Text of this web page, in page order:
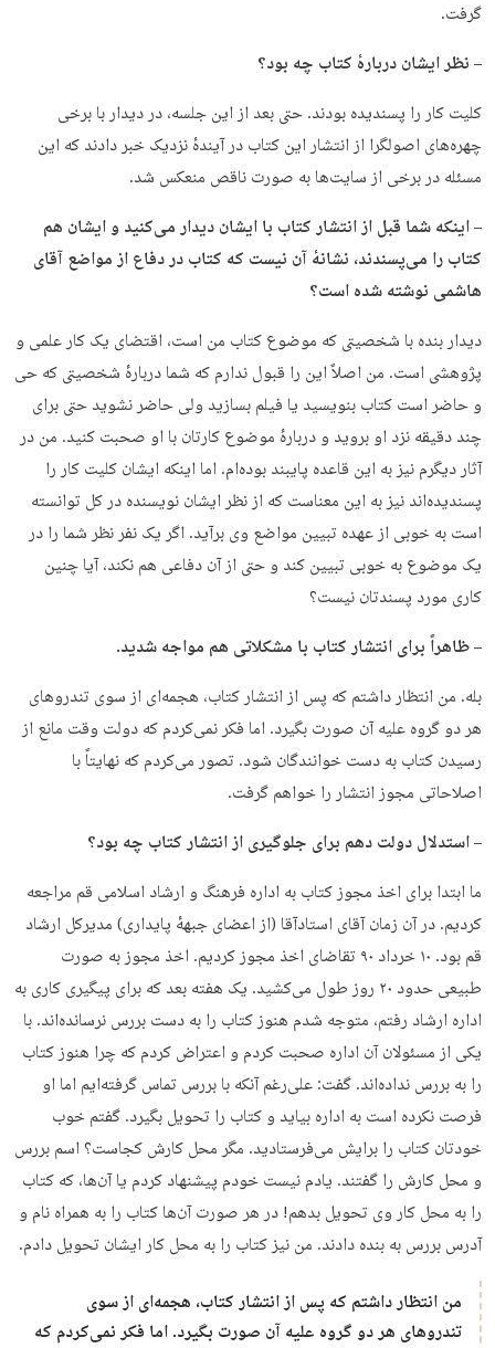
گرفت.
– نظر ایشان دربارهٔ کتاب چه بود؟
کلیت کار را پسندیده بودند. حتی بعد از این جلسه، در دیدار با برخی
چهره‌های اصولگرا از انتشار این کتاب در آیندهٔ نزدیک خبر دادند که این
مسئله در برخی از سایت‌ها به صورت ناقص منعکس شد.
– اینکه شما قبل از انتشار کتاب با ایشان دیدار می‌کنید و ایشان هم
کتاب را می‌پسندند، نشانهٔ آن نیست که کتاب در دفاع از مواضع آقای
هاشمی نوشته شده است؟
دیدار بنده با شخصیتی که موضوع کتاب من است، اقتضای یک کار علمی و
پژوهشی است. من اصلاً این را قبول ندارم که شما دربارهٔ شخصیتی که حی
و حاضر است کتاب بنویسید یا فیلم بسازید ولی حاضر نشوید حتی برای
چند دقیقه نزد او بروید و دربارهٔ موضوع کارتان با او صحبت کنید. من در
آثار دیگرم نیز به این قاعده پایبند بوده‌ام. اما اینکه ایشان کلیت کار را
پسندیده‌اند نیز به این معناست که از نظر ایشان نویسنده در کل توانسته
است به خوبی از عهده تبیین مواضع وی برآید. اگر یک نفر نظر شما را در
یک موضوع به خوبی تبیین کند و حتی از آن دفاعی هم نکند، آیا چنین
کاری مورد پسندتان نیست؟
– ظاهراً برای انتشار کتاب با مشکلاتی هم مواجه شدید.
بله. من انتظار داشتم که پس از انتشار کتاب، هجمه‌ای از سوی تندروهای
هر دو گروه علیه آن صورت بگیرد. اما فکر نمی‌کردم که دولت وقت مانع از
رسیدن کتاب به دست خوانندگان شود. تصور می‌کردم که نهایتاً با
اصلاحاتی مجوز انتشار را خواهم گرفت.
– استدلال دولت دهم برای جلوگیری از انتشار کتاب چه بود؟
ما ابتدا برای اخذ مجوز کتاب به اداره فرهنگ و ارشاد اسلامی قم مراجعه
کردیم. در آن زمان آقای استادآقا (از اعضای جبههٔ پایداری) مدیرکل ارشاد
قم بود. ۱۰ خرداد ۹۰ تقاضای اخذ مجوز کردیم. اخذ مجوز به صورت
طبیعی حدود ۲۰ روز طول می‌کشید. یک هفته بعد که برای پیگیری کاری به
اداره ارشاد رفتم، متوجه شدم هنوز کتاب را به دست بررس نرسانده‌اند. با
یکی از مسئولان آن اداره صحبت کردم و اعتراض کردم که چرا هنوز کتاب
را به بررس نداده‌اند. گفت: علی‌رغم آنکه با بررس تماس گرفته‌ایم اما او
فرصت نکرده است به اداره بیاید و کتاب را تحویل بگیرد. گفتم خوب
خودتان کتاب را برایش می‌فرستادید. مگر محل کارش کجاست؟ اسم بررس
و محل کارش را گفتند. یادم نیست خودم پیشنهاد کردم یا آن‌ها، که کتاب
را به محل کار وی تحویل بدهم! در هر صورت آن‌ها کتاب را به همراه نام و
آدرس بررس به بنده دادند. من نیز کتاب را به محل کار ایشان تحویل دادم.
من انتظار داشتم که پس از انتشار کتاب، هجمه‌ای از سوی
تندروهای هر دو گروه علیه آن صورت بگیرد. اما فکر نمی‌کردم که